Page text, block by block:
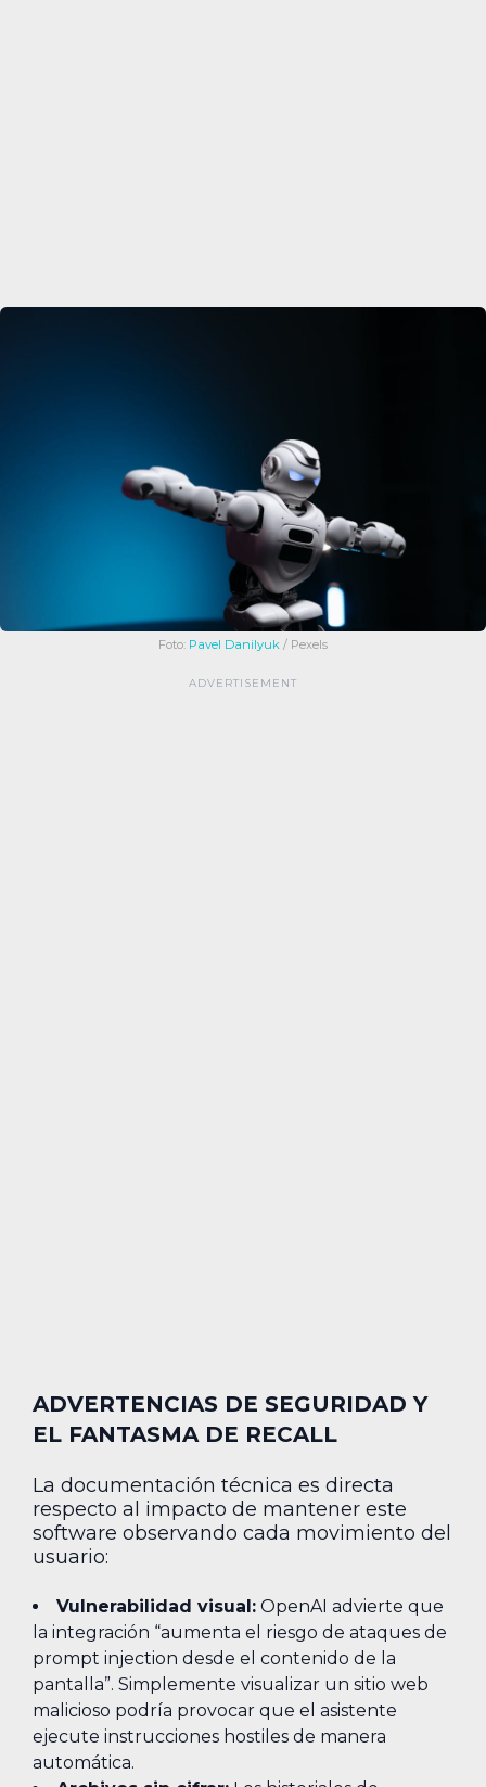
Foto: Pavel Danilyuk / Pexels
ADVERTENCIAS DE SEGURIDAD Y
EL FANTASMA DE RECALL
La documentación técnica es directa
respecto al impacto de mantener este
software observando cada movimiento del
usuario:
Vulnerabilidad visual: OpenAI advierte que
la integración “aumenta el riesgo de ataques de
prompt injection desde el contenido de la
pantalla”. Simplemente visualizar un sitio web
malicioso podría provocar que el asistente
ejecute instrucciones hostiles de manera
automática.